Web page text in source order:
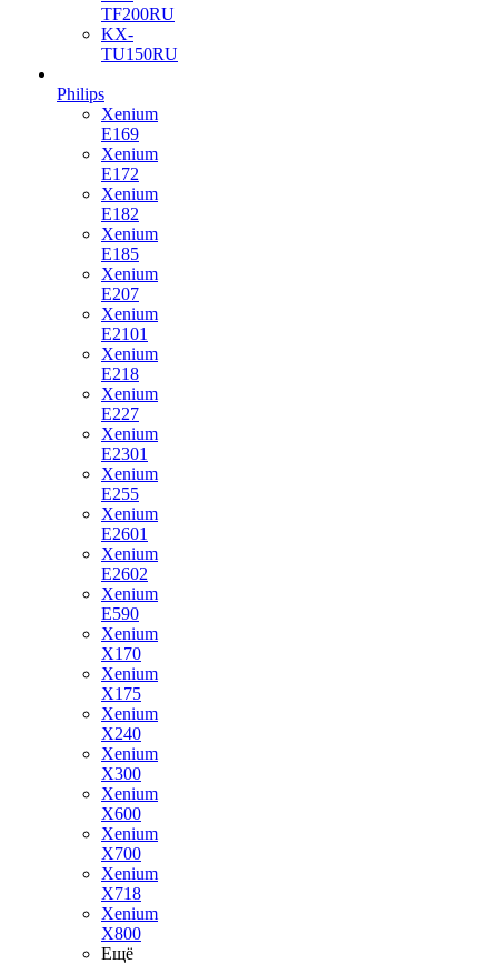
TF200RU
KX-
TU150RU
Philips
Xenium
E169
Xenium
E172
Xenium
E182
Xenium
E185
Xenium
E207
Xenium
E2101
Xenium
E218
Xenium
E227
Xenium
E2301
Xenium
E255
Xenium
E2601
Xenium
E2602
Xenium
E590
Xenium
X170
Xenium
X175
Xenium
X240
Xenium
X300
Xenium
X600
Xenium
X700
Xenium
X718
Xenium
X800
Ещё